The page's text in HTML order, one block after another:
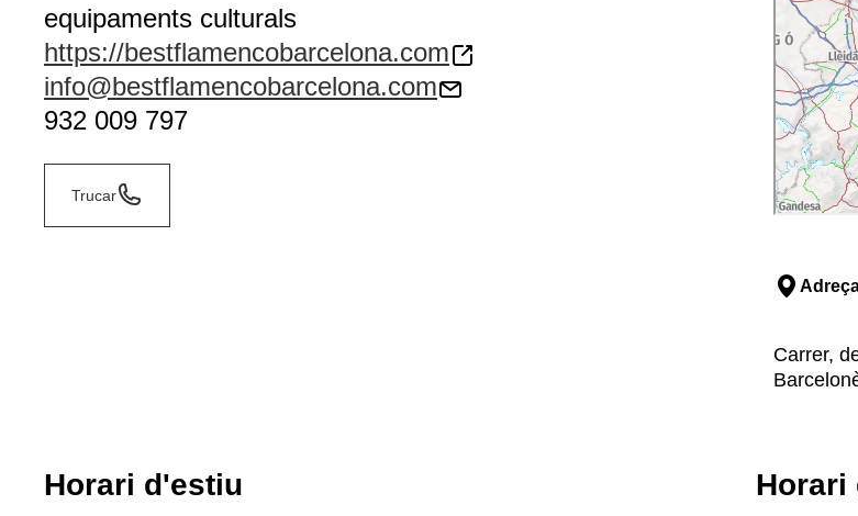
equipaments culturals
https://bestflamencobarcelona.com
info@bestflamencobarcelona.com
932 009 797
Trucar
Carrer,
Horari d'estiu Horari